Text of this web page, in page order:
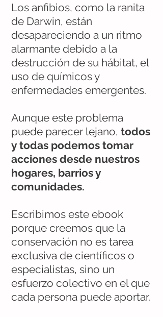
Los anfibios, como la ranita
de Darwin, están
desapareciendo a un ritmo
alarmante debido a la
destrucción de su hábitat, el
uso de químicos y
enfermedades emergentes.
Aunque este problema
puede parecer lejano, todos
y todas podemos tomar
acciones desde nuestros
hogares, barrios y
comunidades.
Escribimos este ebook
porque creemos que la
conservación no es tarea
exclusiva de científicos o
especialistas, sino un
esfuerzo colectivo en el que
cada persona puede aportar.